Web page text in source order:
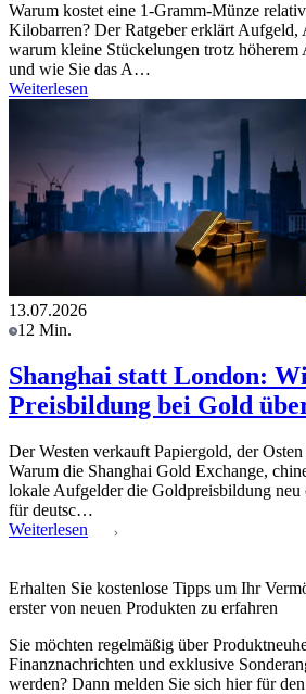
Warum kostet eine 1-Gramm-Münze
Kilobarren? Der Ratgeber erklärt Aufgeld,
warum kleine Stückelungen trotz
und wie Sie das A…
Weiterlesen
13.07.2026
12 Min.
Shanghai statt London:
Preisbildung bei Gold
Der Westen verkauft Papiergold, der
Warum die Shanghai Gold Exchange,
lokale Aufgelder die Goldpreisbildung neu
für deutsc…
Weiterlesen
Erhalten Sie kostenlose Tipps um Ihr
erster von neuen Produkten zu erfahren
Sie möchten regelmäßig über
Finanznachrichten und exklusive
werden? Dann melden Sie sich hier für